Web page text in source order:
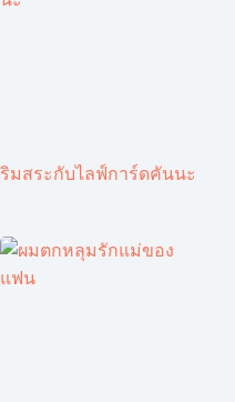
ริมสระกับไลฟ์การ์ดคันนะ